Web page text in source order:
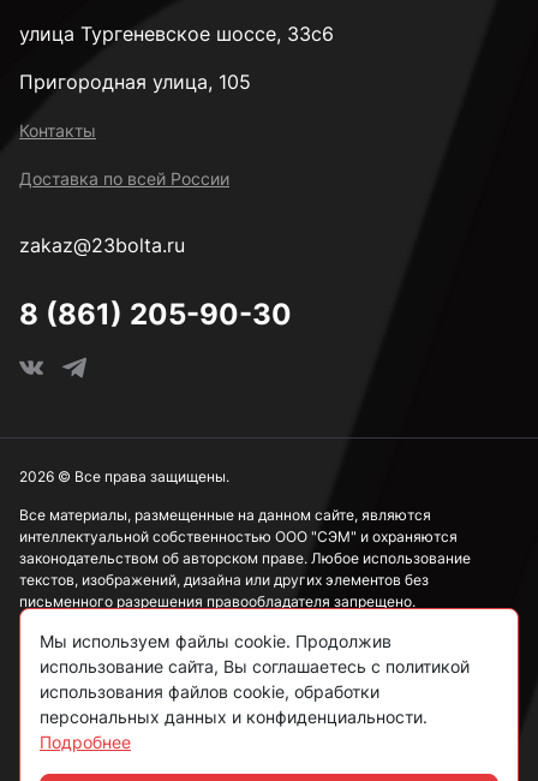
3,4 мм
3,8 мм
4 мм
4,2 мм
улица Тургеневское шоссе, 33с6
Пригородная улица, 105
Контакты
Доставка по всей России
zakaz@23bolta.ru
8 (861) 205-90-30
Все материалы, размещенные на данном сайте, являются
интеллектуальной собственностью ООО "СЭМ" и охраняются
законодательством об авторском праве. Любое использование
текстов, изображений, дизайна или других элементов без
письменного разрешения правообладателя запрещено.
Информация, представленная на сайте, носит исключительно
ознакомительный характер и не может рассматриваться как
публичная оферта в соответствии со ст. 437 ГК РФ.
Политика конфиденциальности
2026 © Все права защищены.
Мы используем файлы cookie. Продолжив
использование сайта, Вы соглашаетесь с политикой
использования файлов cookie, обработки
персональных данных и конфиденциальности.
Подробнее